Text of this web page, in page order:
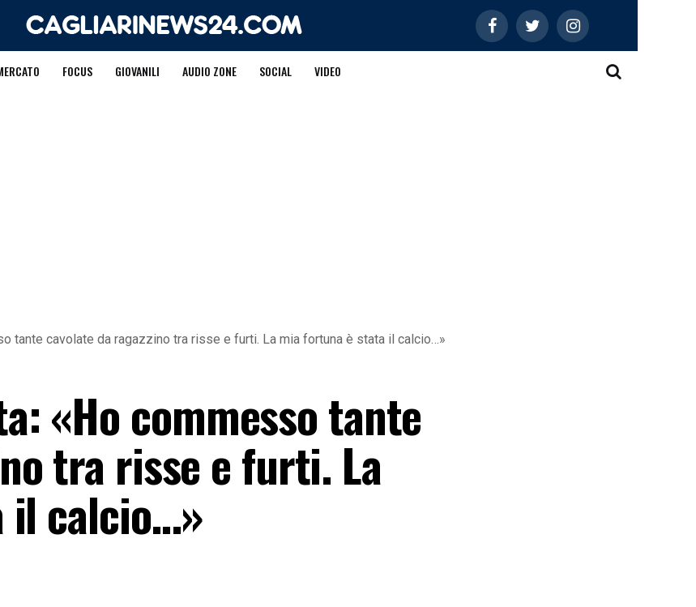
FOCUS GIOVANILI AUDIO ZONE SOCIAL VIDEO
tante cavolate da ragazzino tra risse e furti. La mia fortuna è stata il calcio…»
«Ho commesso tante
tra risse e furti. La
il calcio…»